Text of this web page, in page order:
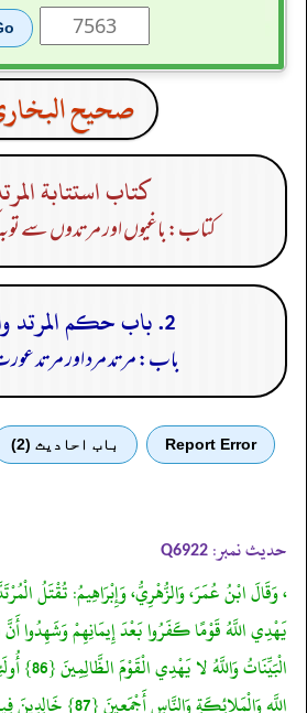
صحيح
كتاب استتابة
کتاب: باغیوں اور مرتدوں سے
2. باب حكم المرتد والمرتدة:
باب: مرتد مرد اور مرتد
Report Error باب احادیث (2)
حدیث نمبر: Q6922
، وَقَالَ ابْنُ عُمَرَ، وَالزُّهْرِيُّ، وَإِبْرَاهِيمُ: تُقْتَلُ
يَهْدِي اللَّهُ قَوْمًا كَفَرُوا بَعْدَ إِيمَانِهِمْ وَشَهِدُوا
الْبَيِّنَاتُ
اللَّهِ وَالْمَلائِكَةِ